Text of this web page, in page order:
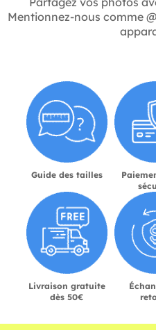
Mentionnez-nous comme
Guide des tailles
Livraison gratuite
dès 50€